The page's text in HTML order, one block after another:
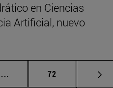
en Ciencias
Artificial, nuevo
... Páginas intermedias Use
Página
72